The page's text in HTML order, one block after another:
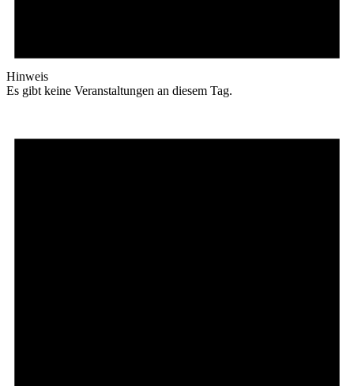
Hinweis
Es gibt keine Veranstaltungen an diesem Tag.